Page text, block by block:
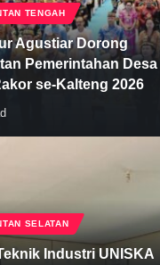
TENGAH
Agustiar Dorong
Pemerintahan Desa
se-Kalteng 2026
SELATAN
Industri UNISKA